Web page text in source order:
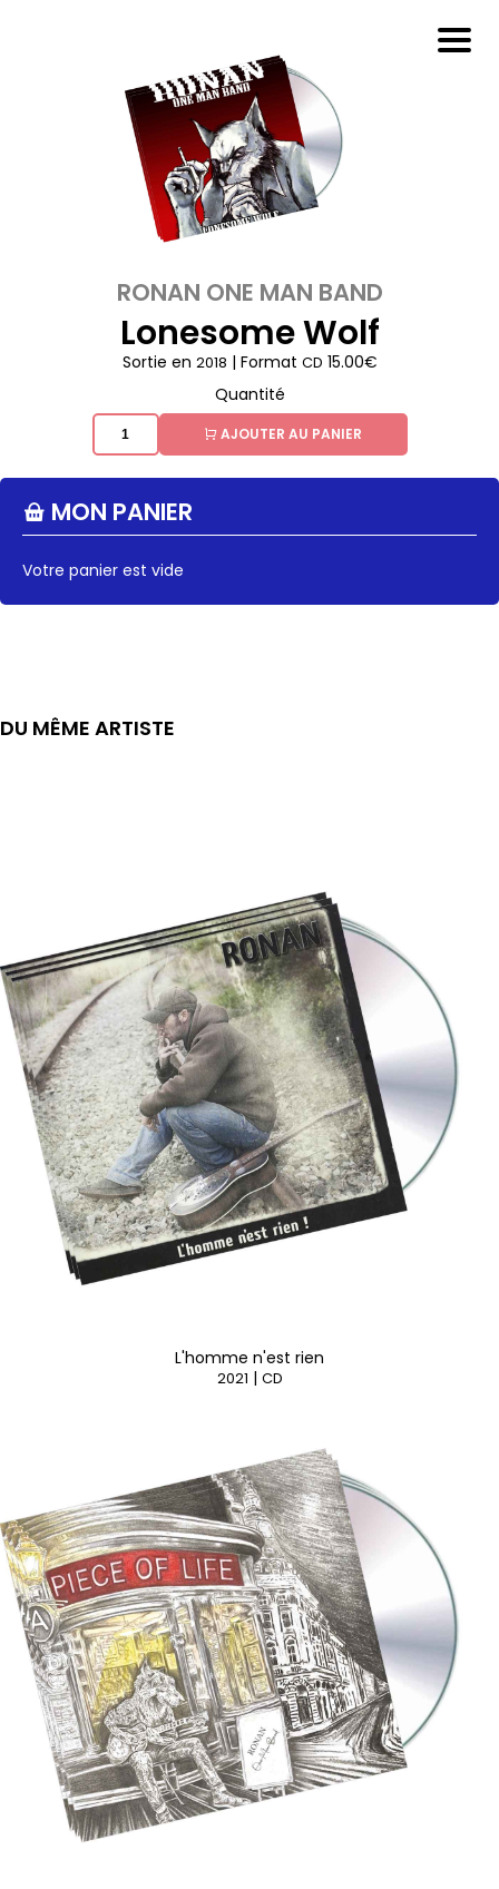
RONAN ONE MAN BAND
Lonesome Wolf
Sortie en 2018 | Format CD 15.00€
Quantité
AJOUTER AU PANIER
MON PANIER
Votre panier est vide
DU MÊME ARTISTE
L'homme n'est rien
2021 | CD